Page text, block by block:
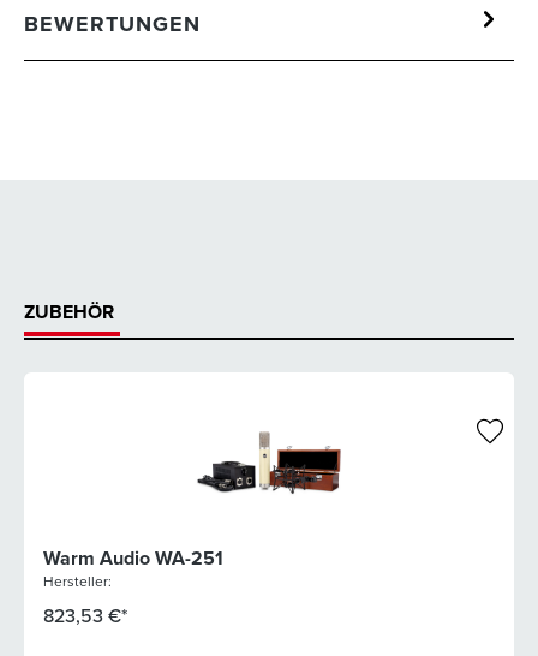
BEWERTUNGEN
ZUBEHÖR
Warm Audio WA-251
Hersteller:
823,53 €*